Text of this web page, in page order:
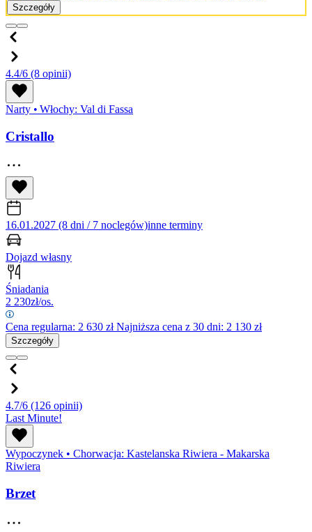
Szczegóły
4.4/6 (8 opinii)
Narty • Włochy: Val di Fassa
Cristallo
16.01.2027 (8 dni / 7 noclegów)inne terminy
Dojazd własny
Śniadania
2 230zł/os.
Cena regularna: 2 630 złNajniższa cena z 30 dni: 2 130 zł
Szczegóły
4.7/6 (126 opinii)
Last Minute!
Wypoczynek • Chorwacja: Kastelanska Riwiera - Makarska
Riwiera
Brzet